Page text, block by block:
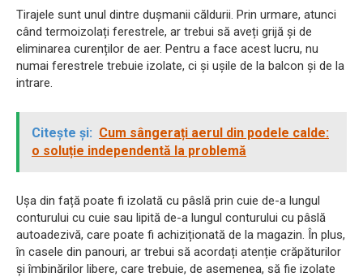
Tirajele sunt unul dintre dușmanii căldurii. Prin urmare, atunci
când termoizolați ferestrele, ar trebui să aveți grijă și de
eliminarea curenților de aer. Pentru a face acest lucru, nu
numai ferestrele trebuie izolate, ci și ușile de la balcon și de la
intrare.
Citește și: Cum sângerați aerul din podele calde:
o soluție independentă la problemă
Ușa din față poate fi izolată cu pâslă prin cuie de-a lungul
conturului cu cuie sau lipită de-a lungul conturului cu pâslă
autoadezivă, care poate fi achiziționată de la magazin. În plus,
în casele din panouri, ar trebui să acordați atenție crăpăturilor
și îmbinărilor libere, care trebuie, de asemenea, să fie izolate